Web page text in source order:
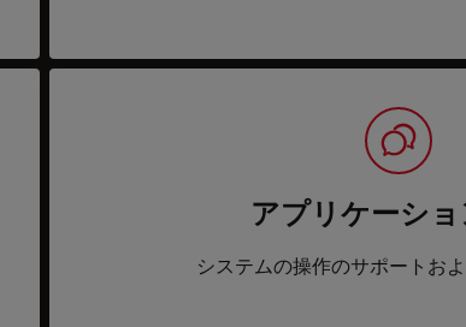
アプリケーショ
システムの操作のサポートお